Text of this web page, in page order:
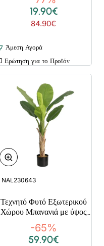
19.90€
84.90€
Άμεση Αγορά
Ερώτηση για το Προϊόν
NAL230643
Τεχνητό Φυτό Εξωτερικού
Χώρου Μπανανιά με ύψος
130cm
-65%
59.90€